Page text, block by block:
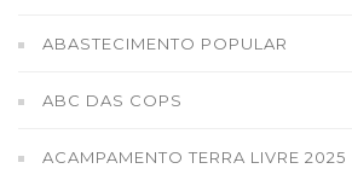
ABASTECIMENTO POPULAR
ABC DAS COPS
ACAMPAMENTO TERRA LIVRE 2025